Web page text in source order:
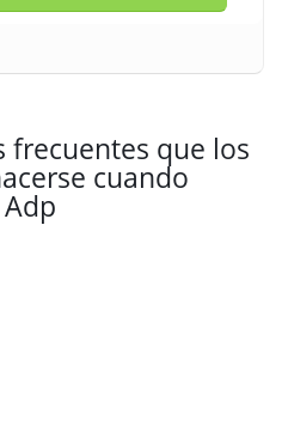
frecuentes que los
cuando